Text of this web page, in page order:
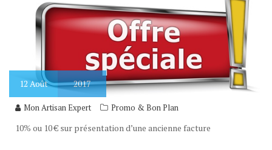
12 Août 2017
Mon Artisan Expert Promo & Bon Plan
10% ou 10 € sur présentation d’une ancienne facture